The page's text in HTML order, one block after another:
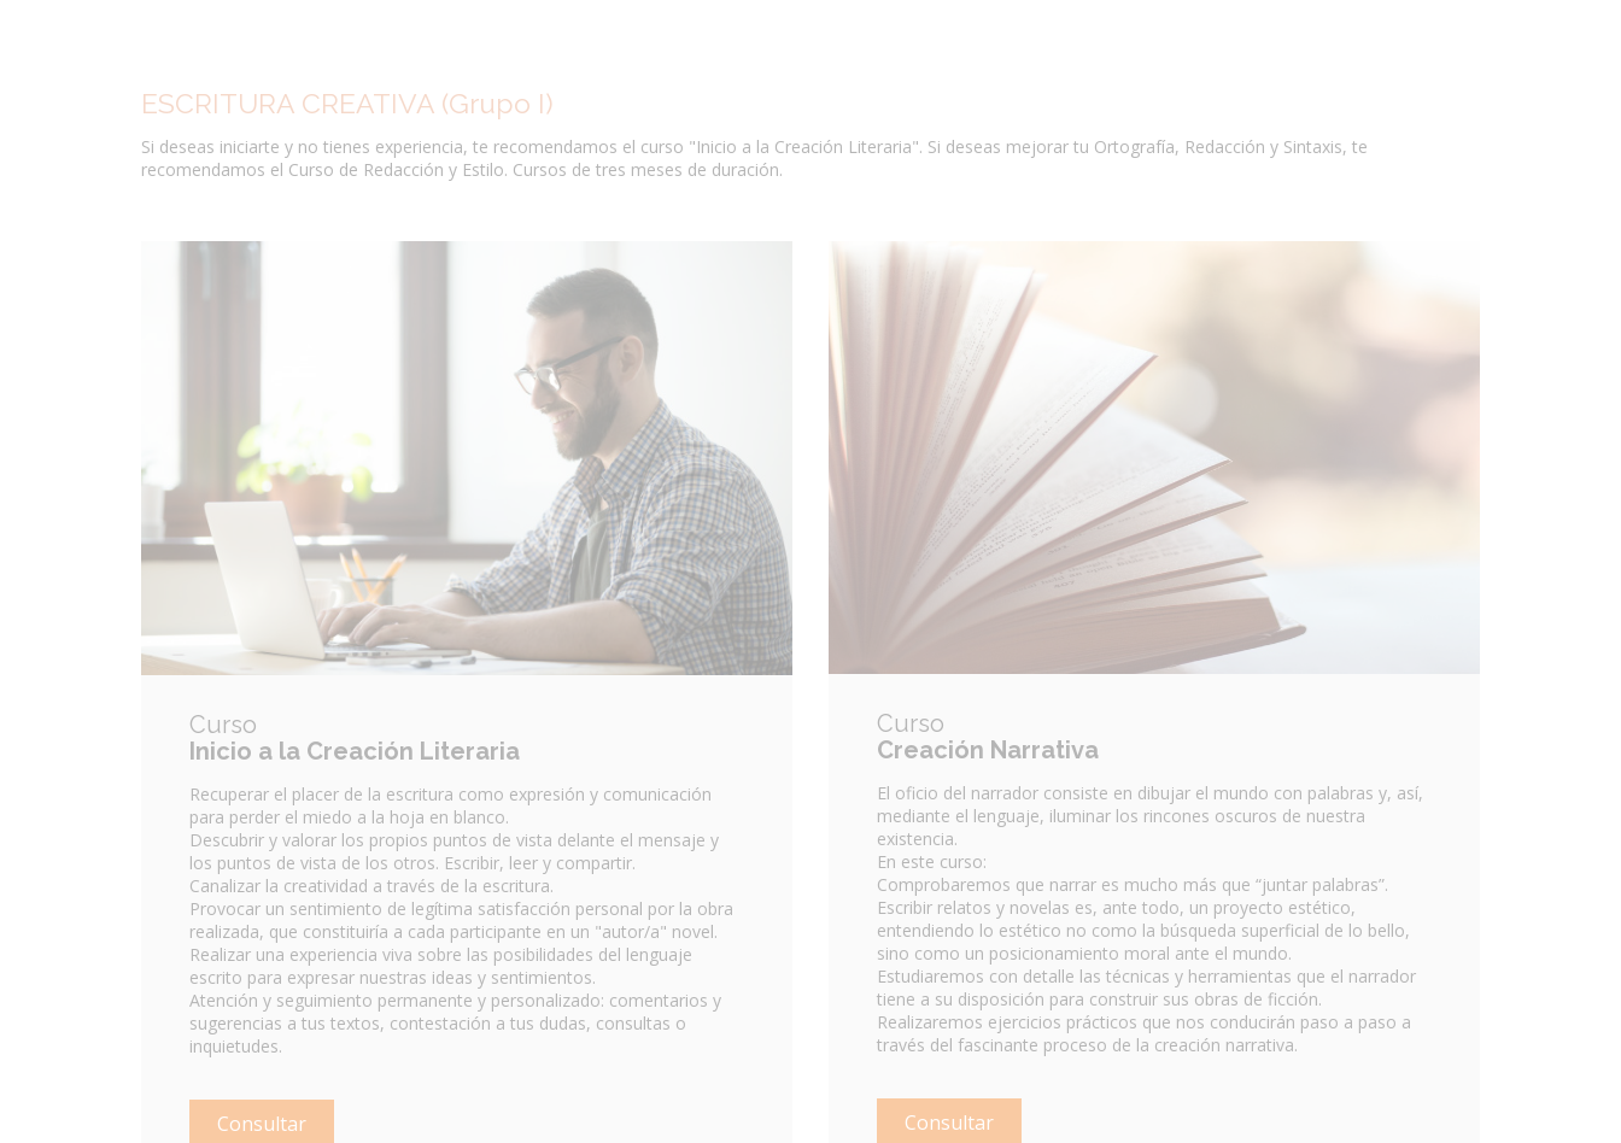
ESCRITURA CREATIVA (Grupo I)
Si deseas iniciarte y no tienes experiencia, te recomendamos el curso "Inicio a la Creación Literaria". Si deseas mejorar tu Ortografía, Redacción y Sintaxis, te
recomendamos el Curso de Redacción y Estilo. Cursos de tres meses de duración.
Curso
Inicio a la Creación Literaria
Recuperar el placer de la escritura como expresión y comunicación
para perder el miedo a la hoja en blanco.
Descubrir y valorar los propios puntos de vista delante el mensaje y
los puntos de vista de los otros. Escribir, leer y compartir.
Canalizar la creatividad a través de la escritura.
Provocar un sentimiento de legítima satisfacción personal por la obra
realizada, que constituiría a cada participante en un "autor/a" novel.
Realizar una experiencia viva sobre las posibilidades del lenguaje
escrito para expresar nuestras ideas y sentimientos.
Atención y seguimiento permanente y personalizado: comentarios y
sugerencias a tus textos, contestación a tus dudas, consultas o
inquietudes.
Consultar
Curso
Creación Narrativa
El oficio del narrador consiste en dibujar el mundo con palabras y, así,
mediante el lenguaje, iluminar los rincones oscuros de nuestra
existencia.
En este curso:
Comprobaremos que narrar es mucho más que “juntar palabras”.
Escribir relatos y novelas es, ante todo, un proyecto estético,
entendiendo lo estético no como la búsqueda superficial de lo bello,
sino como un posicionamiento moral ante el mundo.
Estudiaremos con detalle las técnicas y herramientas que el narrador
tiene a su disposición para construir sus obras de ficción.
Realizaremos ejercicios prácticos que nos conducirán paso a paso a
través del fascinante proceso de la creación narrativa.
Consultar